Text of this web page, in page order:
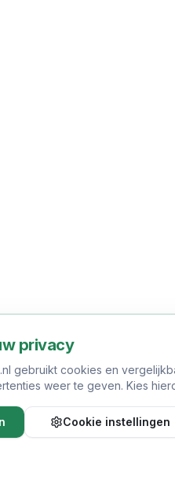
privacy
gebruikt cookies en
weer te geven. Kies
Cookie instellingen